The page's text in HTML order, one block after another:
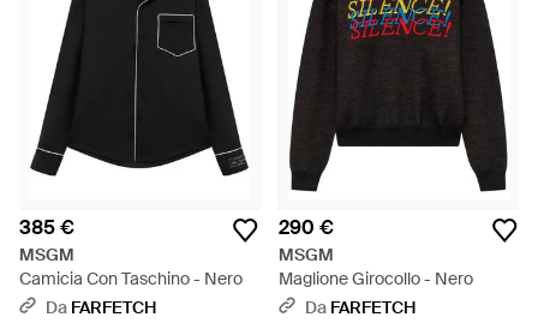
385 €
MSGM
Camicia Con Taschino - Nero
Da FARFETCH
290 €
MSGM
Maglione Girocollo - Nero
Da FARFETCH